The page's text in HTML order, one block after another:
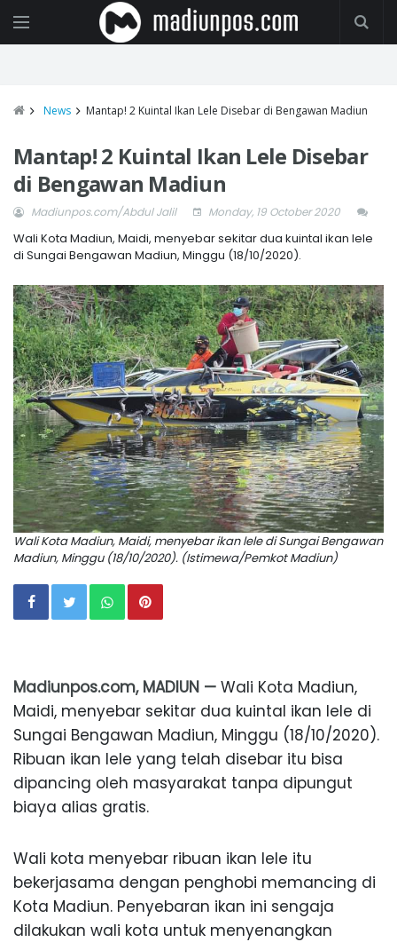
News Mantap! 2 Kuintal Ikan Lele Disebar di Bengawan Madiun
Mantap! 2 Kuintal Ikan Lele Disebar
di Bengawan Madiun
Madiunpos.com/Abdul Jalil Monday, 19 October 2020
Wali Kota Madiun, Maidi, menyebar sekitar dua kuintal ikan lele
di Sungai Bengawan Madiun, Minggu (18/10/2020).
Wali Kota Madiun, Maidi, menyebar ikan lele di Sungai Bengawan
Madiun, Minggu (18/10/2020). (Istimewa/Pemkot Madiun)
Madiunpos.com, MADIUN — Wali Kota Madiun,
Maidi, menyebar sekitar dua kuintal ikan lele di
Sungai Bengawan Madiun, Minggu (18/10/2020).
Ribuan ikan lele yang telah disebar itu bisa
dipancing oleh masyarakat tanpa dipungut
biaya alias gratis.
Wali kota menyebar ribuan ikan lele itu
bekerjasama dengan penghobi memancing di
Kota Madiun. Penyebaran ikan ini sengaja
dilakukan wali kota untuk menyenangkan